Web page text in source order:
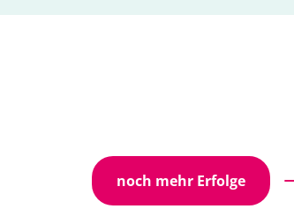
noch mehr Erfolge